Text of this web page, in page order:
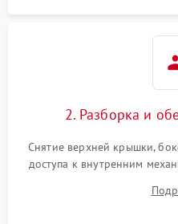
2. Разборка и
Снятие верхней крышки,
доступа к внутренним
Обеспечение свободного